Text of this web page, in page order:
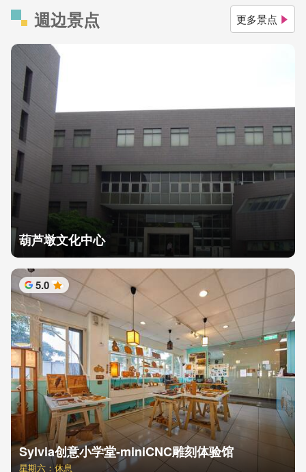
週边景点 更多景点
葫芦墩文化中心
5.0 星
Sylvia创意小学堂-miniCNC雕刻体验馆
星期六：休息